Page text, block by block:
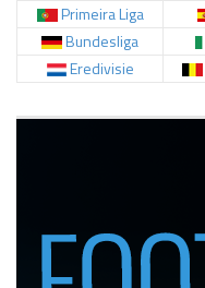
Primeira Liga
Bundesliga
Eredivisie